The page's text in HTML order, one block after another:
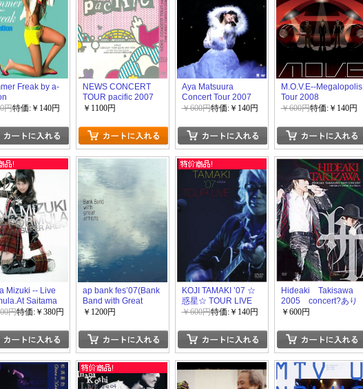
Freak by a-
円特価:￥140円
NEWS CONCERT
TOUR pacific 2007
2008
￥1100円
Aya Matsuura
Concert Tour 2007
Autumn
￥600円特価:￥140円
M.O.V.E--Megalopolis
Tour 2008
Anniversary Live
￥600円特価:￥140円
Mizuki -- Live
Saitama
Arena
円特価:￥380円
ap bank fes’07(Bank
Band with Great
Artists)
￥1200円
KOJI TAMAKI ’07 ☆
惑星☆ TOUR LIVE
￥600円特価:￥140円
Hideaki Takisawa
2005 concert?あり
がとう 2005年さよう
￥600円